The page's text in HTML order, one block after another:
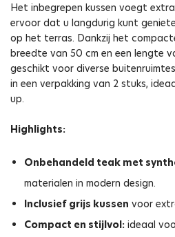
Het inbegrepen kussen voegt
ervoor dat u langdurig kunt
op het terras. Dankzij het
breedte van 50 cm en een lengte
geschikt voor diverse
in een verpakking van 2 stuks,
up.
Highlights:
Onbehandeld teak met
materialen in modern design.
Inclusief grijs kussen voor
Compact en stijlvol: ideaal